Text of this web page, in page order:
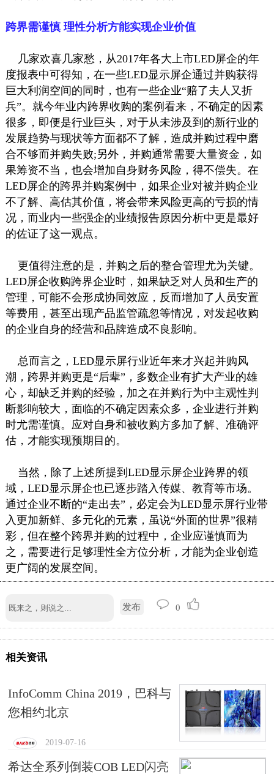
跨界需谨慎 理性分析方能实现企业价值
几家欢喜几家愁，从2017年各大上市LED屏企的年
度报表中可得知，在一些LED显示屏企通过并购获得
巨大利润空间的同时，也有一些企业“赔了夫人又折
兵”。就今年业内跨界收购的案例看来，不确定的因素
很多，即便是行业巨头，对于从未涉及到的新行业的
发展趋势与现状等方面都不了解，造成并购过程中磨
合不够而并购失败;另外，并购通常需要大量资金，如
果筹资不当，也会增加自身财务风险，得不偿失。在
LED屏企的跨界并购案例中，如果企业对被并购企业
不了解、高估其价值，将会带来风险更高的亏损的情
况，而业内一些强企的业绩报告原因分析中更是最好
的佐证了这一观点。
更值得注意的是，并购之后的整合管理尤为关键。
LED屏企收购跨界企业时，如果缺乏对人员和生产的
管理，可能不会形成协同效应，反而增加了人员安置
等费用，甚至出现产品监管疏忽等情况，对发起收购
的企业自身的经营和品牌造成不良影响。
总而言之，LED显示屏行业近年来才兴起并购风
潮，跨界并购更是“后辈”，多数企业有扩大产业的雄
心，却缺乏并购的经验，加之在并购行为中主观性判
断影响较大，面临的不确定因素众多，企业进行并购
时尤需谨慎。应对自身和被收购方多加了解、准确评
估，才能实现预期目的。
当然，除了上述所提到LED显示屏企业跨界的领
域，LED显示屏企也已逐步踏入传媒、教育等市场。
通过企业不断的“走出去”，必定会为LED显示屏行业带
入更加新鲜、多元化的元素，虽说“外面的世界”很精
彩，但在整个跨界并购的过程中，企业应谨慎而为
之，需要进行足够理性全方位分析，才能为企业创造
更广阔的发展空间。
发布 0
相关资讯
InfoComm China 2019，巴科与
您相约北京
2019-07-16
希达全系列倒装COB LED闪亮